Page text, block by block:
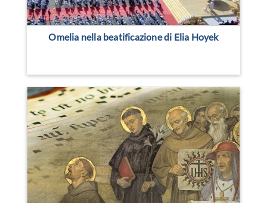
Omelia nella beatificazione di Elia Hoyek